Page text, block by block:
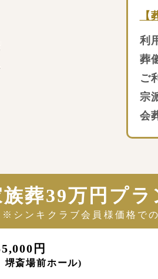
【
利
葬
ご
会
族葬39万円プラ
※シンキクラブ会員様価格で
円
斎場前ホール)